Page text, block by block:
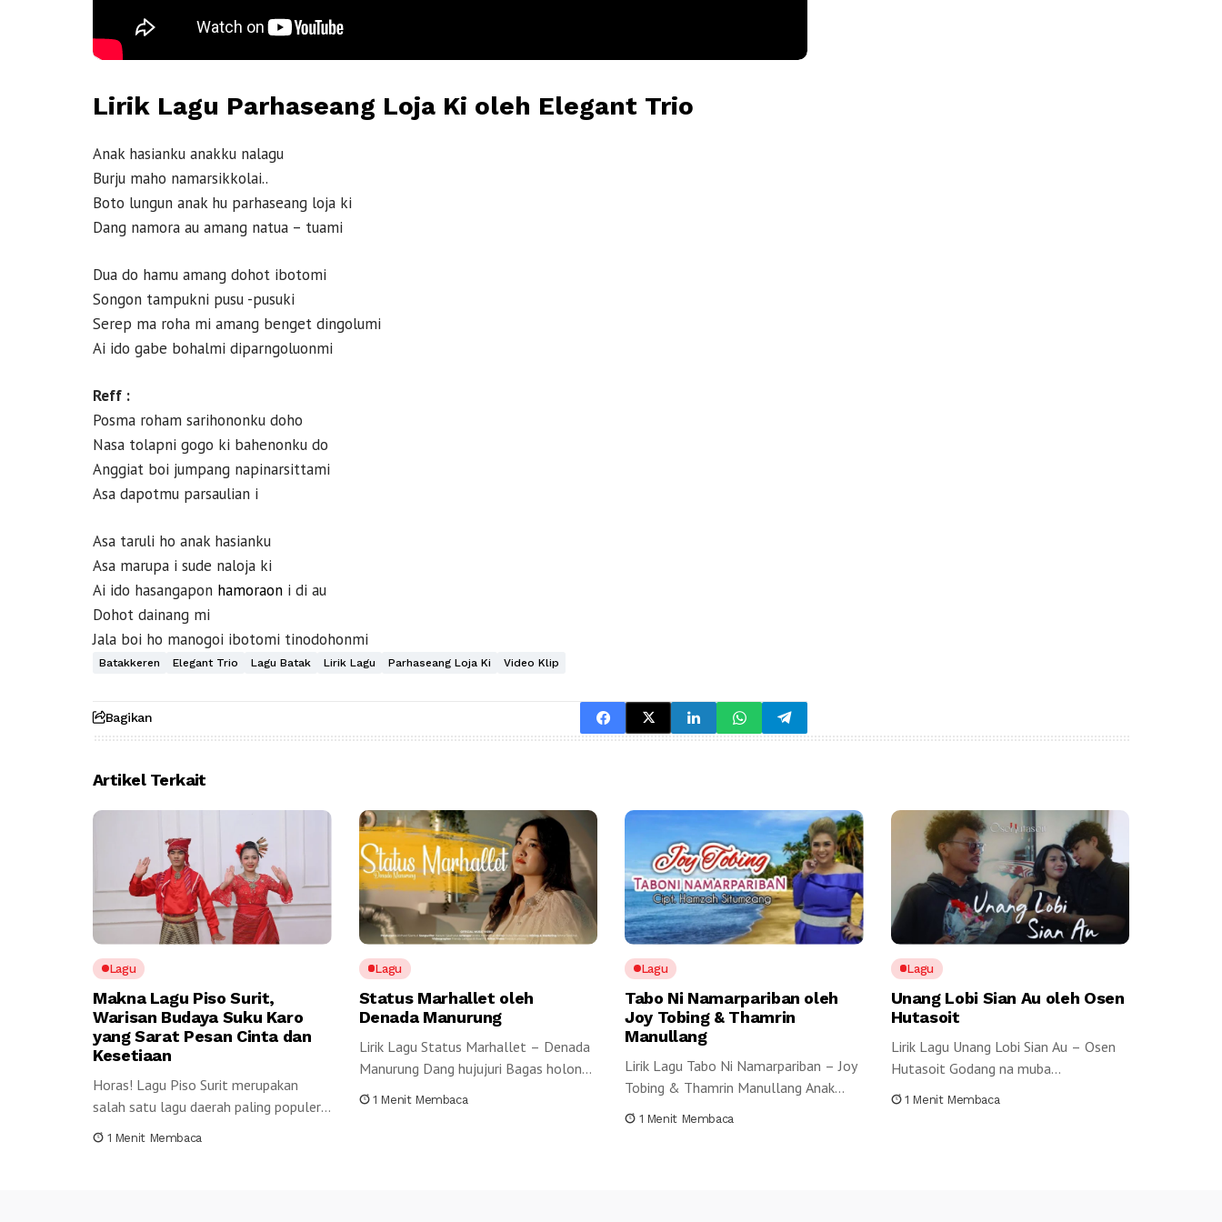
Lirik Lagu Parhaseang Loja Ki oleh Elegant Trio
Anak hasianku anakku nalagu
Burju maho namarsikkolai..
Boto lungun anak hu parhaseang loja ki
Dang namora au amang natua – tuami
Dua do hamu amang dohot ibotomi
Songon tampukni pusu -pusuki
Serep ma roha mi amang benget dingolumi
Ai ido gabe bohalmi diparngoluonmi
Reff :
Posma roham sarihononku doho
Nasa tolapni gogo ki bahenonku do
Anggiat boi jumpang napinarsittami
Asa dapotmu parsaulian i
Asa taruli ho anak hasianku
Asa marupa i sude naloja ki
Ai ido hasangapon hamoraon i di au
Dohot dainang mi
Jala boi ho manogoi ibotomi tinodohonmi
Batakkeren Elegant Trio Lagu Batak Lirik Lagu Parhaseang Loja Ki Video Klip
Bagikan
Artikel Terkait
Lagu
Makna Lagu Piso Surit,
Warisan Budaya Suku Karo
yang Sarat Pesan Cinta dan
Kesetiaan
Horas! Lagu Piso Surit merupakan
salah satu lagu daerah paling populer
yang berasal dari...
1 Menit Membaca
Lagu
Status Marhallet oleh
Denada Manurung
Lirik Lagu Status Marhallet – Denada
Manurung Dang hujujuri Bagas holong
miTarunduk...
1 Menit Membaca
Lagu
Tabo Ni Namarpariban oleh
Joy Tobing & Thamrin
Manullang
Lirik Lagu Tabo Ni Namarpariban – Joy
Tobing & Thamrin Manullang Anak...
1 Menit Membaca
Lagu
Unang Lobi Sian Au oleh Osen
Hutasoit
Lirik Lagu Unang Lobi Sian Au – Osen
Hutasoit Godang na muba...
1 Menit Membaca